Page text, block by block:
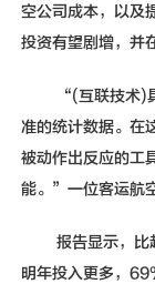
空公司成本，以及
投资有望剧增，并
“(互联技术)具有极高的优先度，因为它们以各种方式提供精
准的统计数据。在
被动作出反应的工
能。”一位客运航
报告显示，比起当前在互联技术上的花费，61%的受访者计划
明年投入更多，